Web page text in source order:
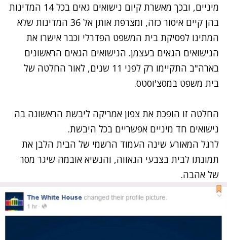
מיניים, ובכך מאשרת קיום נישואים גאים בכל 14 המדינות
בהן קיים איסור כזה, ומצרפת אותן אל 36 המדינות שלא
המתינו לפסיקת בית המשפט הפדרלי וכבר אישרו את
הנישואים הגאים בעצמן. הנישואים הגאים הראשונים
בארה"ב התקיימו רק לפני 11 שנים, לאור החלטה של
בית משפט במסצ'וסטס.
החלטה זו הופכת את צפון אמריקה ליבשת הראשונה בה
נישואים חד מיניים אפשריים בכל היבשת.
לרגל המאורע שינה העמוד הרשמי של הבית הלבן את
תמונתו לבית בצבעי הגאווה, והנשיא אובמה שיגר מסר
של אהבה.